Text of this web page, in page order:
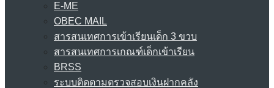
E-ME
OBEC MAIL
สารสนเทศการเข้าเรียนเด็ก 3 ขวบ
สารสนเทศการเกณฑ์เด็กเข้าเรียน
BRSS
ระบบติดตามตรวจสอบเงินฝากคลัง